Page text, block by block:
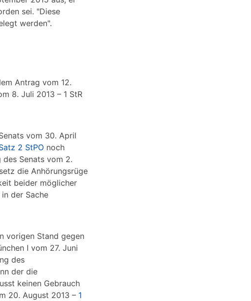
sei. "Diese
werden".
Antrag vom 12.
8. Juli 2013 – 1 StR
vom 30. April
2 StPO noch
Senats vom 2.
die Anhörungsrüge
beider möglicher
der Sache
vorigen Stand gegen
I vom 27. Juni
des
der die
keinen Gebrauch
20. August 2013 – 1